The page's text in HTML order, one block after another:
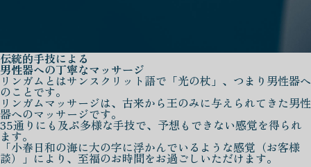
伝統的手技による
男性器への丁寧なマッサージ
リンガムとはサンスクリット語で「光の杖」、つまり男性器へ
のことです。
リンガムマッサージは、古来から王のみに与えられてきた男性
器へのマッサージです。
35通りにも及ぶ多様な手技で、予想もできない感覚を得られ
ます。
「小春日和の海に大の字に浮かんでいるような感覚（お客様
談）」により、至福のお時間をお過ごしいただけます。